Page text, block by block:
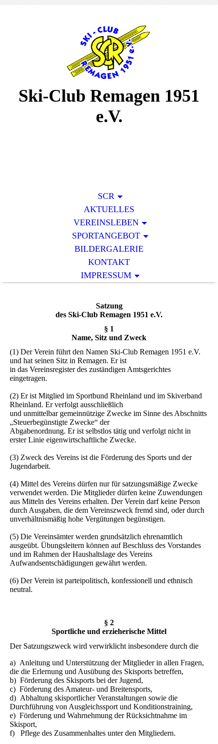
Ski-Club Remagen 1951
e.V.
SCR
AKTUELLES
VEREINSLEBEN
SPORTANGEBOT
BILDERGALERIE
KONTAKT
IMPRESSUM
Satzung
des Ski-Club Remagen 1951 e.V.
§ 1
Name, Sitz und Zweck
(1) Der Verein führt den Namen Ski-Club Remagen 1951 e.V.
und hat seinen Sitz in Remagen. Er ist
in das Vereinsregister des zuständigen Amtsgerichtes
eingetragen.
(2) Er ist Mitglied im Sportbund Rheinland und im Skiverband
Rheinland. Er verfolgt ausschließlich
und unmittelbar gemeinnützige Zwecke im Sinne des Abschnitts
„Steuerbegünstigte Zwecke“ der
Abgabenordnung. Er ist selbstlos tätig und verfolgt nicht in
erster Linie eigenwirtschaftliche Zwecke.
(3) Zweck des Vereins ist die Förderung des Sports und der
Jugendarbeit.
(4) Mittel des Vereins dürfen nur für satzungsmäßige Zwecke
verwendet werden. Die Mitglieder dürfen keine Zuwendungen
aus Mitteln des Vereins erhalten. Der Verein darf keine Person
durch Ausgaben, die dem Vereinszweck fremd sind, oder durch
unverhältnismäßig hohe Vergütungen begünstigen.
(5) Die Vereinsämter werden grundsätzlich ehrenamtlich
ausgeübt. Übungsleitern können auf Beschluss des Vorstandes
und im Rahmen der Haushaltslage des Vereins
Aufwandsentschädigungen gewährt werden.
(6) Der Verein ist parteipolitisch, konfessionell und ethnisch
neutral.
§ 2
Sportliche und erzieherische Mittel
Der Satzungszweck wird verwirklicht insbesondere durch die
a) Anleitung und Unterstützung der Mitglieder in allen Fragen,
die die Erlernung und Ausübung des Skisports betreffen,
b) Förderung des Skisports bei der Jugend,
c) Förderung des Amateur- und Breitensports,
d) Abhaltung skisportlicher Veranstaltungen sowie die
Durchführung von Ausgleichssport und Konditionstraining,
e) Förderung und Wahrnehmung der Rücksichtnahme im
Skisport,
f) Pflege des Zusammenhaltes unter den Mitgliedern.